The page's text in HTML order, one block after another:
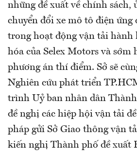
những đề xuất về chính sách,
chuyển đổi xe mô tô điện ứng
trong hoạt động vận tải hành
hóa của Selex Motors và sớm
phương án thí điểm. Sở sẽ
Nghiên cứu phát triển
trình Uỷ ban nhân dân
đề nghị các hiệp hội vận tải
pháp gửi Sở Giao thông vận
kiến nghị Thành phố đề xuất